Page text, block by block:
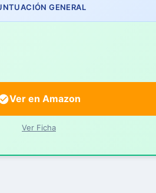
GENERAL
Ver en Amazon
Ver Ficha